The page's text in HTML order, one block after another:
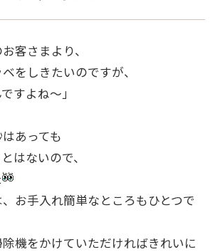
客さまより、
をしきたいのですが、
すよね〜」
あっても
はないので、
お手入れ簡単なところもひとつで
機をかけていただければきれいに